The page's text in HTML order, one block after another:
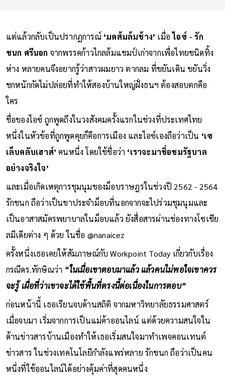
แต่แล้วกลับเป็นปรากฏการณ์ ‘มดส้มล้มช้าง’ เมื่อไอซ์ - รัก
ชนก ศรีนอก จากพรรคก้าวไกลล้มแชมป์เก่าจากเพื่อไทยชนิดทิ้ง
ห่าง หลายคนจึงอยากรู้ว่าสาวผมยาว ตากลม ที่ขยันเดิน ขยันวิ่ง
ชกหนักกัดไม่ปล่อยที่ทำให้สองบ้านใหญ่ฝั่งธนฯ ต้องสอบตกคือ
ใคร
ชื่อของไอซ์ ถูกพูดถึงในวงสังคมครั้งแรกในช่วงที่ประเทศไทย
หนึ่งในหัวข้อที่ถูกพูดคุยก็คือการเมือง และไอซ์เองถือว่าเป็น ‘เซ
เล็บคลับเฮาส์’ คนหนึ่ง โดยใช้ชื่อว่า ‘เราจะมาชื่อชมรัฐบาล
อย่างจริงใจ’
และเมื่อเกิดเหตุการชุมนุมของม็อบราษฎรในช่วงปี 2562 - 2564
รักชนก ถือว่าเป็นขาประจำม็อบที่นอกจากจะไปร่วมชุมนุมและ
เป็นอาสาสมัครพยาบาลในม็อบแล้ว ยังสื่อสารผ่านช่องทางโซเชีย
ลมีเดียต่าง ๆ ด้วย ในชื่อ @nanaicez
ครั้งหนึ่งเธอเคยให้สัมภาษณ์กับ Workpoint Today เกี่ยวกับเรื่อง
กรณีดร.ทักษิณว่า “ในเมื่อเขาตอบมาแล้ว แล้วคนไม่พอใจเขาควร
จะรู้ เผื่อที่ว่าเขาจะได้ใช้พื้นที่ตรงนี้ต่อเนื่องในการตอบ”
ก่อนหน้านี้ เธอเรียนจบด้านสถิติ จากมหาวิทยาลัยธรรมศาสตร์
เมื่อจบมา เริ่มจากการเป็นแม่ค้าออนไลน์ แต่ด้วยความสนใจใน
ด้านข่าวสารบ้านเมืองทำให้เธอเริ่มสนใจมาทำเพจคอนเทนต์
ข่าวสาร ในช่วงเทคโนโลยีกำลังแพร่หลาย รักชนก ถือว่าเป็นคน
หนึ่งที่ใช้ออนไลน์ได้อย่างคุ้มค่าที่สุดคนหนึ่ง